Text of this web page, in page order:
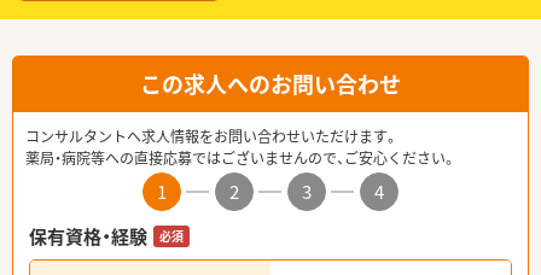
この求人へのお問い合わせ
コンサルタントへ求人情報をお問い合わせいただけます。
薬局・病院等への直接応募ではございませんので、ご安心ください。
1 2 3
4
保有資格・経験
必須